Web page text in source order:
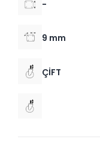
-
9 mm
ÇİFT